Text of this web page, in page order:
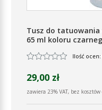
Tusz do tatuowania
65 ml koloru
Ilość ocen:
29,00 zł
zawiera 23% VAT, bez